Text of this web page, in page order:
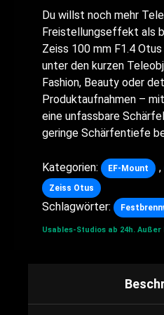
Du willst noch mehr
Freistellungseffekt als
Zeiss 100 mm F1.4
unter den kurzen
Fashion, Beauty oder
Produktaufnahmen –
eine unfassbare
geringe Schärfentiefe
Kategorien: EF-Mount ,
Zeiss Otus
Schlagwörter:
Usables-Studios ab 24h. Außer